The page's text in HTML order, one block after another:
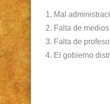
1. Mal
2. Falta de
3. Falta de
4. El gobierno